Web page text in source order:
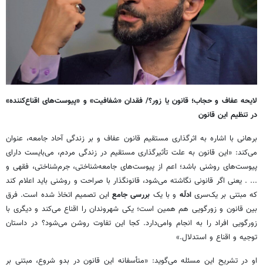
لایحه عفاف و حجاب؛ قانون یا زور؟/ فقدان «شفافیت» و «پیوست‌های اقناع‌کننده»
در تنظیم این قانون
برهانی با اشاره به اثرگذاری مستقیم قانون عفاف و بر زندگی آحاد جامعه، عنوان
می‌کند: «این قانون به علت تأثیرگذاری مستقیم در زندگی مردم، می‌بایست دارای
پیوست‌های روشنی باشد؛ اعم از پیوست‌های جامعه‌شناختی، جرم‌شناختی، فقهی و
... . یعنی اگر قانونی نگاشته می‌شود، قانونگذار با صراحت و روشنی باید اعلام کند
که مبتنی بر یک‌سریادلّه و با یک بررسی جامع این تصمیم اتخاذ شده است. فرق
بین قانون و زورگویی هم همین است؛ یکی شهروندان را اقناع می‌کند و دیگری با
زورگویی افراد را به انجام وامی‌دارد. کجا این تفاوت روشن می‌شود؟ ‌در داستان
توجیه و اقناع و استدلال.»
او در تشریح این مسئله می‌گوید: «متأسفانه این قانون در بدو شروع، مبتنی بر